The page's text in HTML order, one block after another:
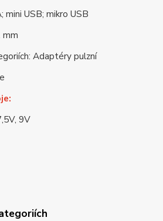
USB; mikro USB
mm
Adaptéry pulzní
9V